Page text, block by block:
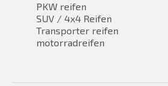
PKW reifen
SUV / 4x4 Reifen
Transporter reifen
motorradreifen